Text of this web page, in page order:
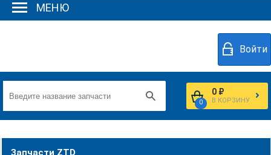
МЕНЮ
Войти
0
0 ₽
В КОРЗИНУ
Запчасти ZTD